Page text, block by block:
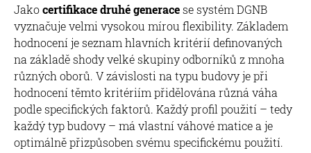
Jakocertifikace druhé generacese systém DGNB
vyznačuje velmi vysokou mírou flexibility. Základem
hodnocení je seznam hlavních kritérií definovaných
na základě shody velké skupiny odborníků z mnoha
různých oborů. V závislosti na typu budovy je při
hodnocení těmto kritériím přidělována různá váha
podle specifických faktorů. Každý profil použití – tedy
každý typ budovy – má vlastní váhové matice a je
optimálně přizpůsoben svému specifickému použití.